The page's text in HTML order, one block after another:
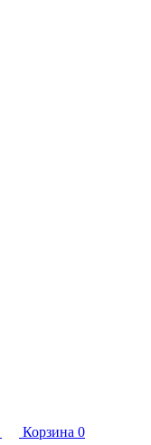
Корзина 0